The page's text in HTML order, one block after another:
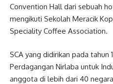
Convention Hall dari sebuah
mengikuti Sekolah Meracik
Speciality Coffee Association.
SCA yang didirikan pada tahun
Perdagangan Nirlaba untuk
anggota di lebih dari 40